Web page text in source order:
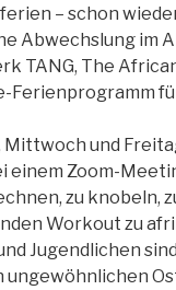
– schon
Abwechslung im
TANG, The
Ferienprogramm
Mittwoch und
einem Zoom-
zu knobeln,
Workout zu
Jugendlichen
ungewöhnlichen